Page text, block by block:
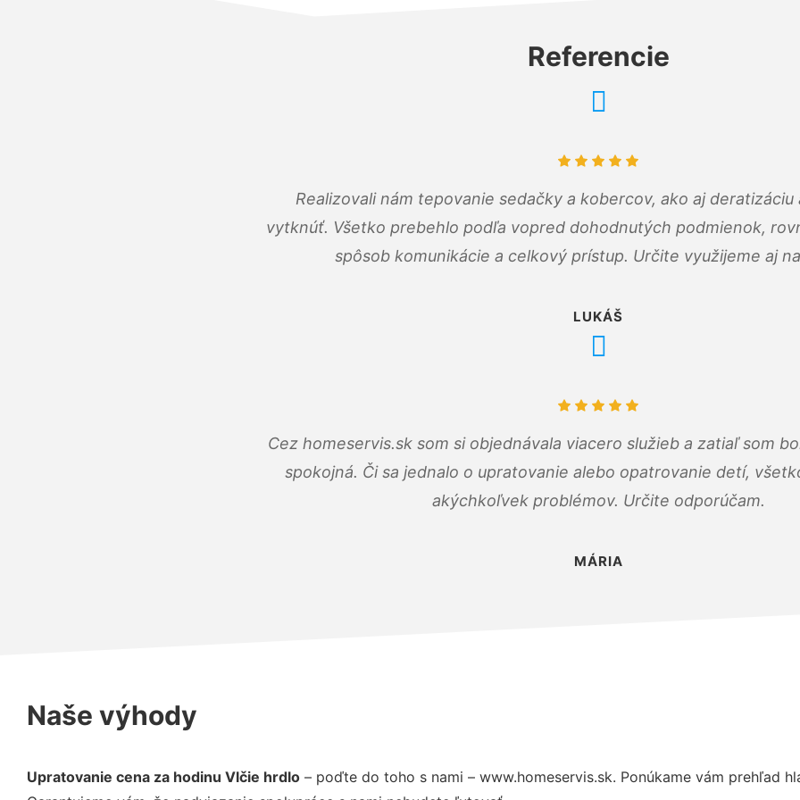
Referencie
Realizovali nám tepovanie sedačky a kobercov, ako aj deratizáciu
vytknúť. Všetko prebehlo podľa vopred dohodnutých podmienok,
spôsob komunikácie a celkový prístup. Určite využijeme aj
LUKÁŠ
Cez homeservis.sk som si objednávala viacero služieb a zatiaľ som
spokojná. Či sa jednalo o upratovanie alebo opatrovanie detí,
akýchkoľvek problémov. Určite odporúčam.
MÁRIA
Naše výhody
Upratovanie cena za hodinu Vlčie hrdlo – poďte do toho s nami – www.homeservis.sk. Ponúkame vám prehľad